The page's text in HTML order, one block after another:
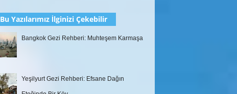
Bu Yazılarımız İlginizi Çekebilir
Bangkok Gezi Rehberi: Muhteşem Karmaşa
Yeşilyurt Gezi Rehberi: Efsane Dağın